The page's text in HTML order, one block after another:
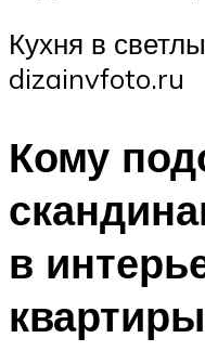
Кухня в
dizainvfoto.ru
Кому
в